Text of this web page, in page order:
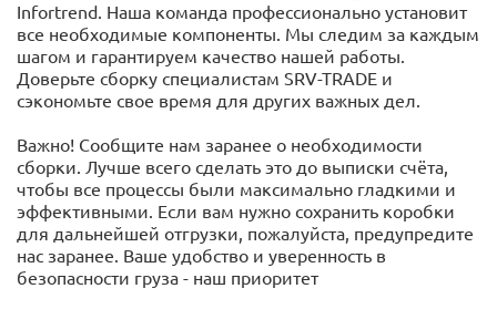
Infortrend. Наша команда профессионально установит
все необходимые компоненты. Мы следим за каждым
шагом и гарантируем качество нашей работы.
Доверьте сборку специалистам SRV-TRADE и
сэкономьте свое время для других важных дел.
Важно! Сообщите нам заранее о необходимости
сборки. Лучше всего сделать это до выписки счёта,
чтобы все процессы были максимально гладкими и
эффективными. Если вам нужно сохранить коробки
для дальнейшей отгрузки, пожалуйста, предупредите
нас заранее. Ваше удобство и уверенность в
безопасности груза - наш приоритет